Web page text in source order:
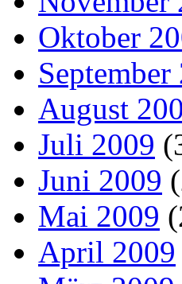
Oktober
September
August
Juli 2009
Juni 2009
Mai 2009
April 2009